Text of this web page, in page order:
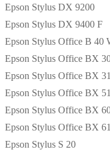
Epson Stylus DX 9200
Epson Stylus DX 9400 F
Epson Stylus Office B 40
Epson Stylus Office BX
Epson Stylus Office BX
Epson Stylus Office BX
Epson Stylus Office BX
Epson Stylus Office BX
Epson Stylus S 20